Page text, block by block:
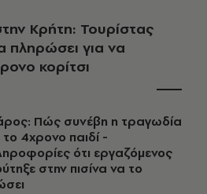
Κρήτη: Τουρίστας
για να
κορίτσι
Πώς συνέβη η τραγωδία
το 4χρονο παιδί -
ότι εργαζόμενος
στην πισίνα να το